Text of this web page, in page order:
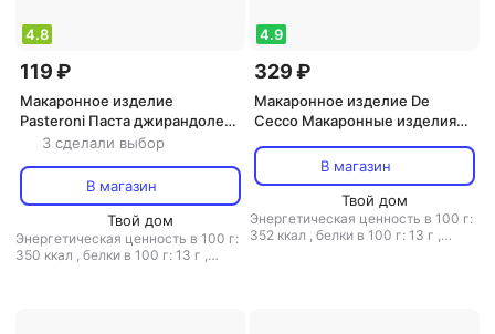
4.8
119 ₽
Макаронное изделие
Pasteroni Паста джирандоле
№ 124, с соусом карбонара,
3 сделали выбор
В магазин
Твой дом
Энергетическая ценность в 100 г:
350 ккал , белки в 100 г: 13 г ,
4.9
329 ₽
Макаронное изделие De
Cecco Макаронные изделия
В магазин
Твой дом
Энергетическая ценность в 100 г:
352 ккал , белки в 100 г: 13 г ,